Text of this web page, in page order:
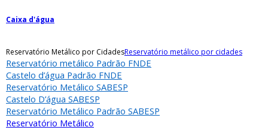
Caixa d'água
Reservatório Metálico por CidadesReservatório metálico por cidades
Reservatório metálico Padrão FNDE
Castelo d’água Padrão FNDE
Reservatório Metálico SABESP
Castelo D’água SABESP
Reservatório Metálico Padrão SABESP
Reservatório Metálico